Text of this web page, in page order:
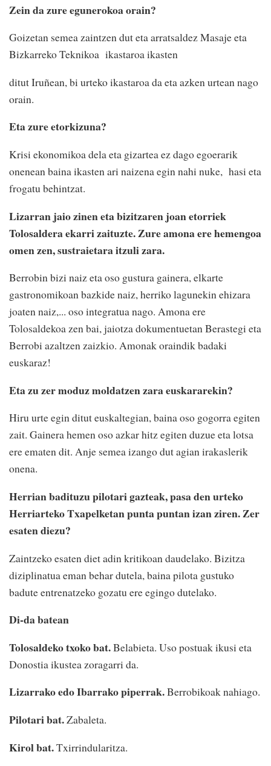
Zein da zure egunerokoa orain?
Goizetan semea zaintzen dut eta arratsaldez Masaje eta
Bizkarreko Teknikoa ikastaroa ikasten
ditut Iruñean, bi urteko ikastaroa da eta azken urtean nago
orain.
Eta zure etorkizuna?
Krisi ekonomikoa dela eta gizartea ez dago egoerarik
onenean baina ikasten ari naizena egin nahi nuke, hasi eta
frogatu behintzat.
Lizarran jaio zinen eta bizitzaren joan etorriek
Tolosaldera ekarri zaituzte. Zure amona ere hemengoa
omen zen, sustraietara itzuli zara.
Berrobin bizi naiz eta oso gustura gainera, elkarte
gastronomikoan bazkide naiz, herriko lagunekin ehizara
joaten naiz,... oso integratua nago. Amona ere
Tolosaldekoa zen bai, jaiotza dokumentuetan Berastegi eta
Berrobi azaltzen zaizkio. Amonak oraindik badaki
euskaraz!
Eta zu zer moduz moldatzen zara euskararekin?
Hiru urte egin ditut euskaltegian, baina oso gogorra egiten
zait. Gainera hemen oso azkar hitz egiten duzue eta lotsa
ere ematen dit. Anje semea izango dut agian irakaslerik
onena.
Herrian badituzu pilotari gazteak, pasa den urteko
Herriarteko Txapelketan punta puntan izan ziren. Zer
esaten diezu?
Zaintzeko esaten diet adin kritikoan daudelako. Bizitza
diziplinatua eman behar dutela, baina pilota gustuko
badute entrenatzeko gozatu ere egingo dutelako.
Di-da batean
Tolosaldeko txoko bat.Belabieta. Uso postuak ikusi eta
Donostia ikustea zoragarri da.
Lizarrako edo Ibarrako piperrak.Berrobikoak nahiago.
Pilotari bat.Zabaleta.
Kirol bat.Txirrindularitza.